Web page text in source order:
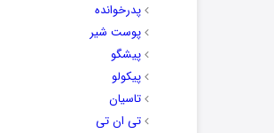
پدرخوانده
پوست شیر
پیشگو
پیکولو
تاسیان
تی ان تی